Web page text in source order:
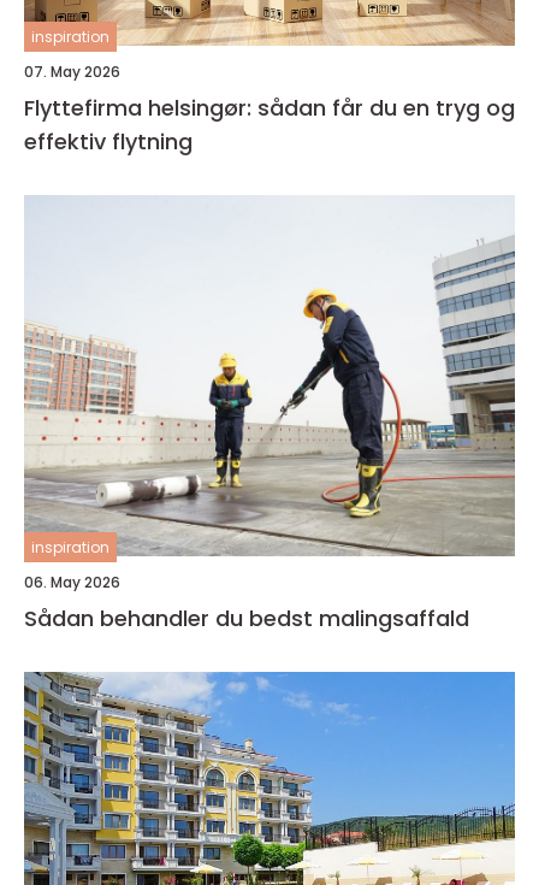
inspiration
07. May 2026
Flyttefirma helsingør: sådan får du en tryg og
effektiv flytning
inspiration
06. May 2026
Sådan behandler du bedst malingsaffald